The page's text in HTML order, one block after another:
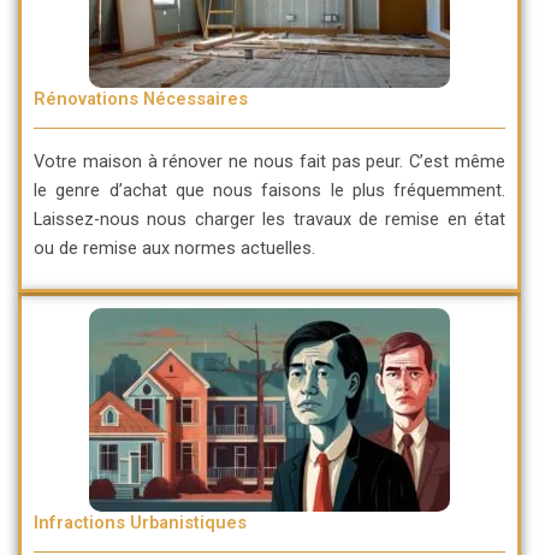
Infractions Urbanistiques
Rénovations Nécessaires
Votre maison à rénover ne nous fait pas peur. C’est même
le genre d’achat que nous faisons le plus fréquemment.
Laissez-nous nous charger les travaux de remise en état
ou de remise aux normes actuelles.